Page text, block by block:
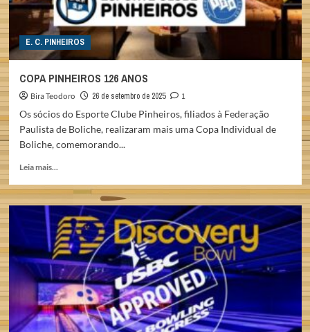
E. C. PINHEIROS
COPA PINHEIROS 126 ANOS
Bira Teodoro 26 de setembro de 2025
1
Os sócios do Esporte Clube Pinheiros, filiados à Federação
Paulista de Boliche, realizaram mais uma Copa Individual de
Boliche, comemorando...
Leia mais...
about
COPA
PINHEIROS
126
ANOS